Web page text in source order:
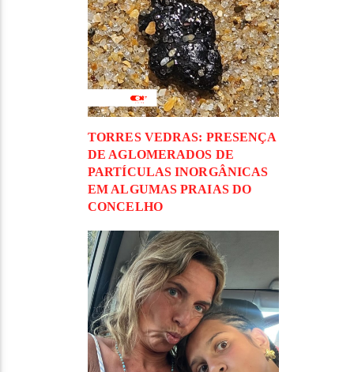
TORRES VEDRAS: PRESENÇA
DE AGLOMERADOS DE
PARTÍCULAS INORGÂNICAS
EM ALGUMAS PRAIAS DO
CONCELHO